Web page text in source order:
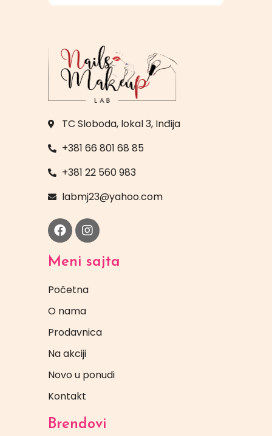
TC Sloboda, lokal 3, Inđija
+381 66 801 68 85
+381 22 560 983
labmj23@yahoo.com
Meni sajta
Početna
O nama
Prodavnica
Na akciji
Novo u ponudi
Kontakt
Brendovi